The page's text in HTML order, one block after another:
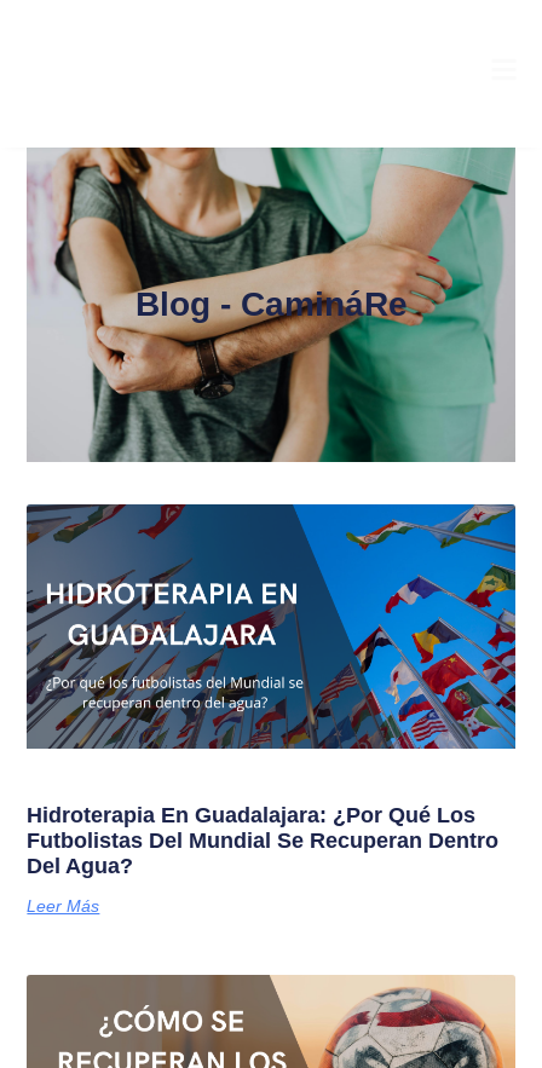
Blog - CamináRe
Hidroterapia En Guadalajara: ¿Por Qué Los
Futbolistas Del Mundial Se Recuperan Dentro
Del Agua?
Leer Más